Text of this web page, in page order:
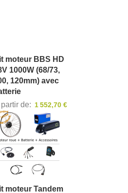
moteur BBS HD
1000W (68/73,
120mm) avec
de
1 552,70 €
moteur Tandem